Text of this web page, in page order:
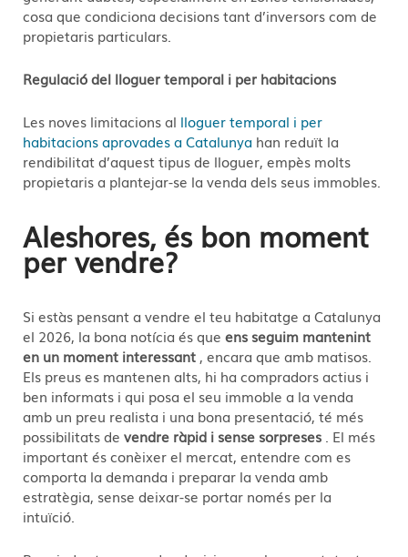
cosa que condiciona decisions tant d’inversors com de
propietaris particulars.
Regulació del lloguer temporal i per habitacions
Les noves limitacions al lloguer temporal i per
habitacions aprovades a Catalunya han reduït la
rendibilitat d’aquest tipus de lloguer, empès molts
propietaris a plantejar-se la venda dels seus immobles.
Aleshores, és bon moment
per vendre?
Si estàs pensant a vendre el teu habitatge a Catalunya
el 2026, la bona notícia és que ens seguim mantenint
en un moment interessant , encara que amb matisos.
Els preus es mantenen alts, hi ha compradors actius i
ben informats i qui posa el seu immoble a la venda
amb un preu realista i una bona presentació, té més
possibilitats de vendre ràpid i sense sorpreses . El més
important és conèixer el mercat, entendre com es
comporta la demanda i preparar la venda amb
estratègia, sense deixar-se portar només per la
intuïció.